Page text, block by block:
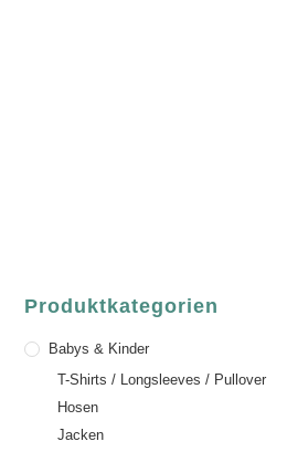
Produktkategorien
Babys & Kinder
T-Shirts / Longsleeves / Pullover
Hosen
Jacken